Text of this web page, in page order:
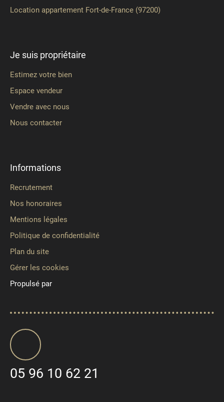
Location appartement Fort-de-France (97200)
Je suis propriétaire
Estimez votre bien
Espace vendeur
Vendre avec nous
Nous contacter
Informations
Recrutement
Nos honoraires
Mentions légales
Politique de confidentialité
Plan du site
Gérer les cookies
Propulsé par
05 96 10 62 21